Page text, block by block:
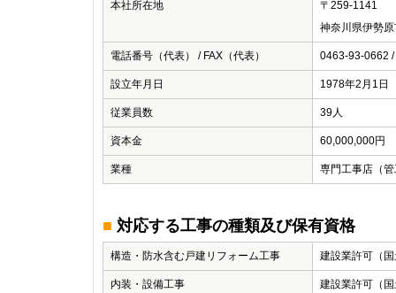
本社所在地 〒259-1141
神奈川県伊勢
電話番号（代表） / FAX（代表） 0463-93-0662
設立年月日 1978年2月1日
従業員数 39人
資本金 60,000,000円
業種 専門工事店（
■ 対応する工事の種類及び保有資格
構造・防水含む戸建リフォーム工事 建設業許可（
内装・設備工事 建設業許可（